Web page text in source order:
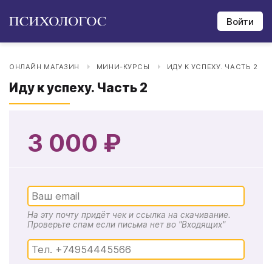
Войти
ОНЛАЙН МАГАЗИН МИНИ-КУРСЫ ИДУ К УСПЕХУ. ЧАСТЬ 2
Иду к успеху. Часть 2
3 000 ₽
На эту почту придёт чек и ссылка на скачивание.
Проверьте спам если письма нет во "Входящих"